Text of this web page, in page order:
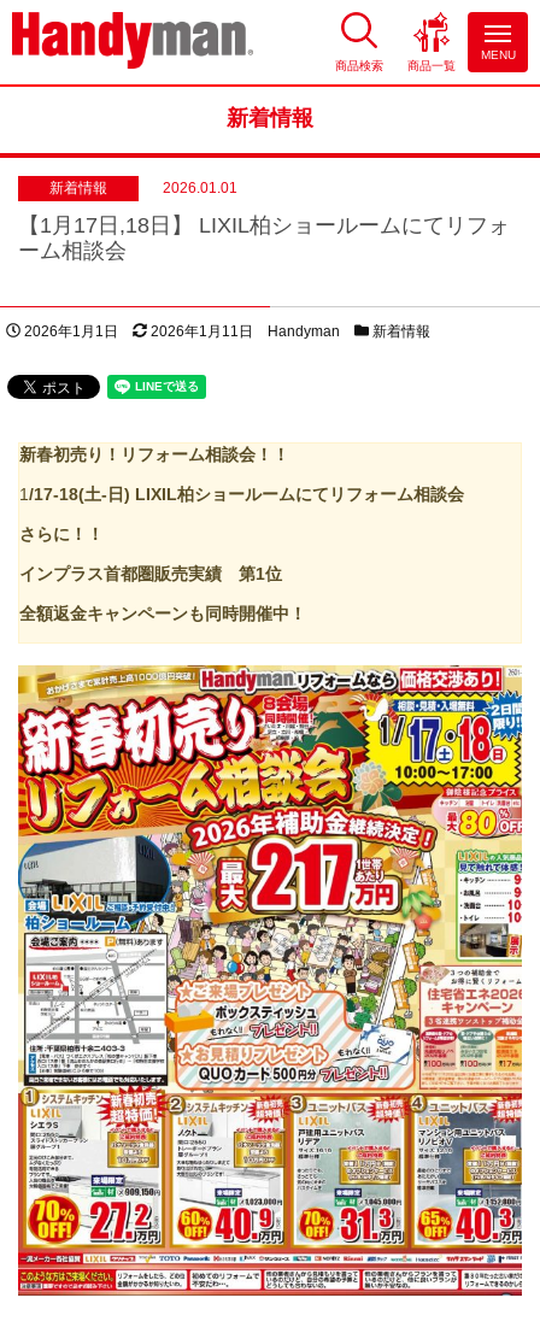
お風呂やキッチンのリフォーム
商品検索 商品一覧
MENU
新着情報
新着情報 2026.01.01
【1月17日,18日】 LIXIL柏ショールームにてリフォ
ーム相談会
投稿日
2026年1月1日 更新日
2026年1月11日 著者
Handyman カテゴリー
新着情報
新春初売り！リフォーム相談会！！
1/17-18(土-日) LIXIL柏ショールームにてリフォーム相談会
さらに！！
インプラス首都圏販売実績 第1位
全額返金キャンペーンも同時開催中！